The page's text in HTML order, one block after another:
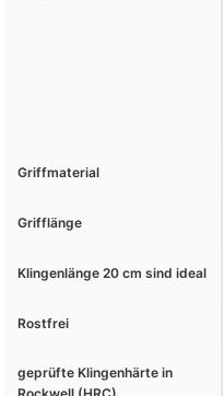
Griffmaterial
Grifflänge
Klingenlänge 20 cm sind ideal
Rostfrei
geprüfte Klingenhärte in